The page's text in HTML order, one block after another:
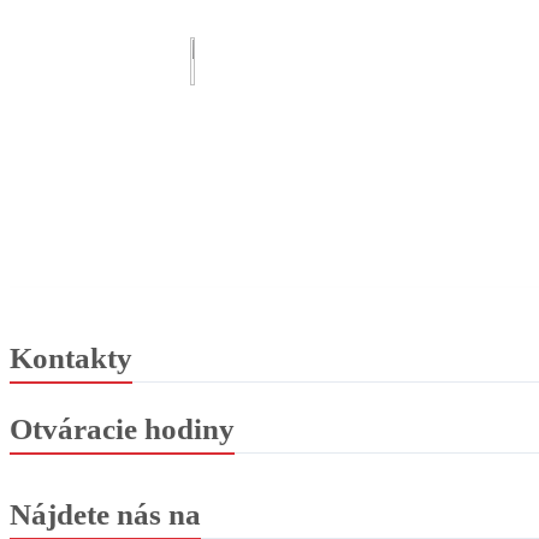
Kontakty
Otváracie hodiny
Nájdete nás na